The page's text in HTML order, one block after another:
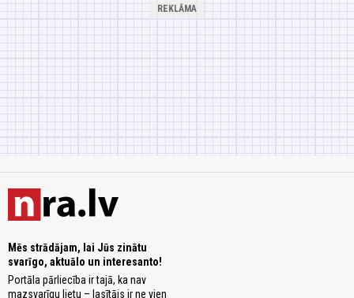
Mēs strādājam, lai Jūs zinātu
svarīgo, aktuālo un interesanto!
Portāla pārliecība ir tajā, ka nav
mazsvarīgu lietu – lasītājs ir ne vien